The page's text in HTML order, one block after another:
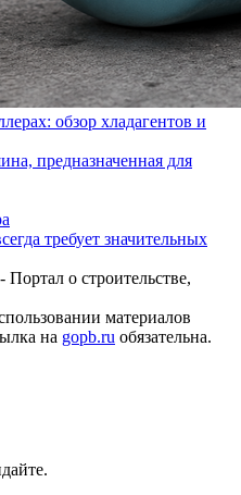
обзор хладагентов и
предназначенная для
требует значительных
о строительстве,
материалов
на gopb.ru обязательна.